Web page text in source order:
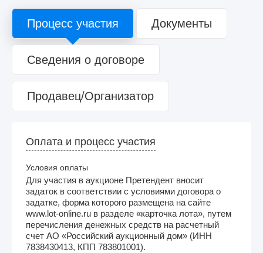
Процесс участия Документы
Сведения о договоре
Продавец/Организатор
Оплата и процесс участия
Условия оплаты
Для участия в аукционе Претендент вносит
задаток в соответствии с условиями договора о
задатке, форма которого размещена на сайте
www.lot-online.ru в разделе «карточка лота», путем
перечисления денежных средств на расчетный
счет АО «Российский аукционный дом» (ИНН
7838430413, КПП 783801001).